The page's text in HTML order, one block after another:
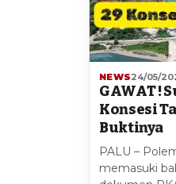
NEWS24/05/
GAWAT !
Konsesi
Buktinya
PALU –
memasuki